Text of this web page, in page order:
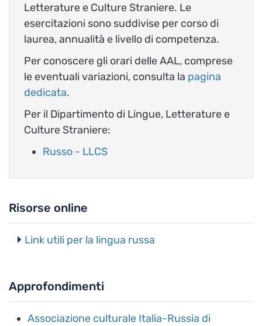
Letterature e Culture Straniere. Le
esercitazioni sono suddivise per corso di
laurea, annualità e livello di competenza.
Per conoscere gli orari delle AAL, comprese
le eventuali variazioni, consulta la pagina
dedicata.
Per il Dipartimento di Lingue, Letterature e
Culture Straniere:
Russo - LLCS
Risorse online
Link utili per la lingua russa
Approfondimenti
Associazione culturale Italia-Russia di